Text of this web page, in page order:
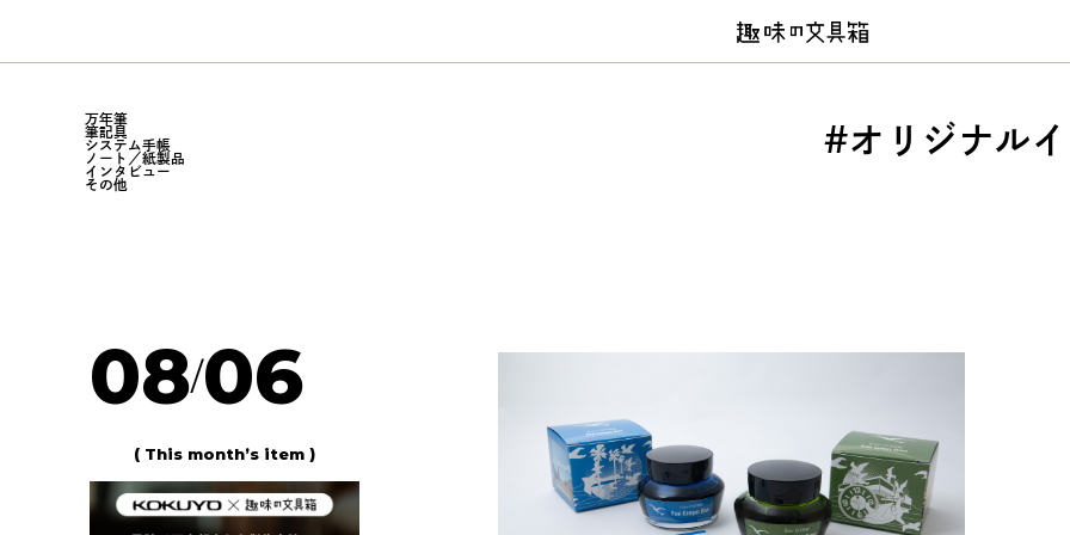
万年筆
筆記具
システム手帳
ノート／紙製品
インタビュー
その他
08/06
( This month’s item )
#オリジナル